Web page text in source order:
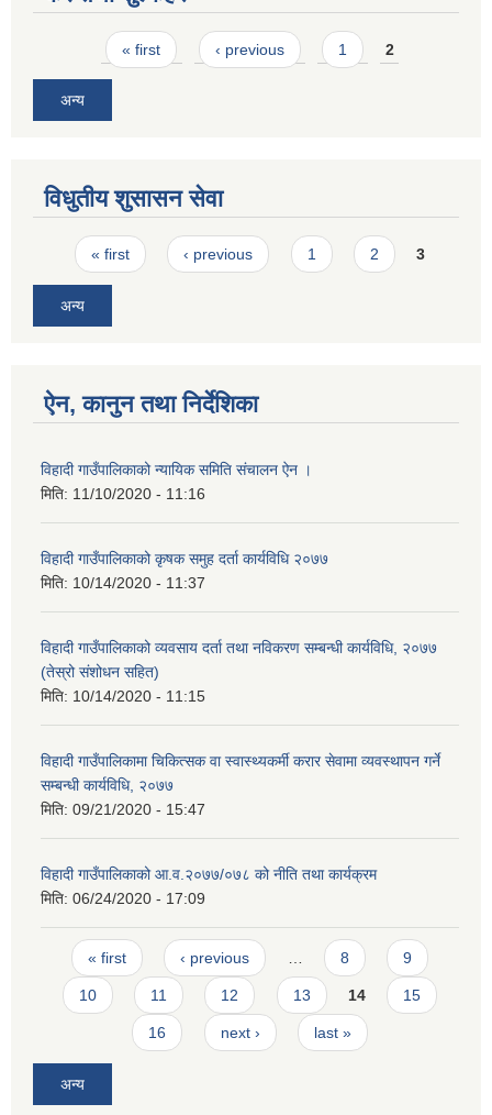
Pages« first ‹ previous 1 2
अन्य
विधुतीय शुसासन सेवा
Pages
« first ‹ previous 1 2 3
अन्य
ऐन, कानुन तथा निर्देशिका
विहादी गाउँपालिकाको न्यायिक समिति संचालन ऐन ।
मिति: 11/10/2020 - 11:16
विहादी गाउँपालिकाको कृषक समुह दर्ता कार्यविधि २०७७
मिति: 10/14/2020 - 11:37
विहादी गाउँपालिकाको व्यवसाय दर्ता तथा नविकरण सम्बन्धी कार्यविधि, २०७७
(तेस्रो संशोधन सहित)
मिति: 10/14/2020 - 11:15
विहादी गाउँपालिकामा चिकित्सक वा स्वास्थ्यकर्मी करार सेवामा व्यवस्थापन गर्ने
सम्बन्धी कार्यविधि, २०७७
मिति: 09/21/2020 - 15:47
विहादी गाउँपालिकाको आ.व.२०७७/०७८ को नीति तथा कार्यक्रम
मिति: 06/24/2020 - 17:09
Pages
« first ‹ previous … 8 9
10 11 12 13 14 15
16 next › last »
अन्य